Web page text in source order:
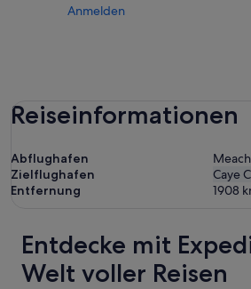
Anmelden
Reiseinformationen
Abflughafen
Zielflughafen
Caye
Entfernung
1908
Entdecke mit
Welt voller Reisen